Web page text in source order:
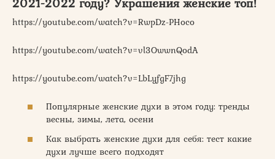
https://youtube.com/watch?v=RwpDz-PHoco
https://youtube.com/watch?v=vl3OwwnQodA
https://youtube.com/watch?v=LbLyfgF7jhg
Популярные женские духи в этом году: тренды
весны, зимы, лета, осени
Как выбрать женские духи для себя: тест какие
духи лучше всего подходят